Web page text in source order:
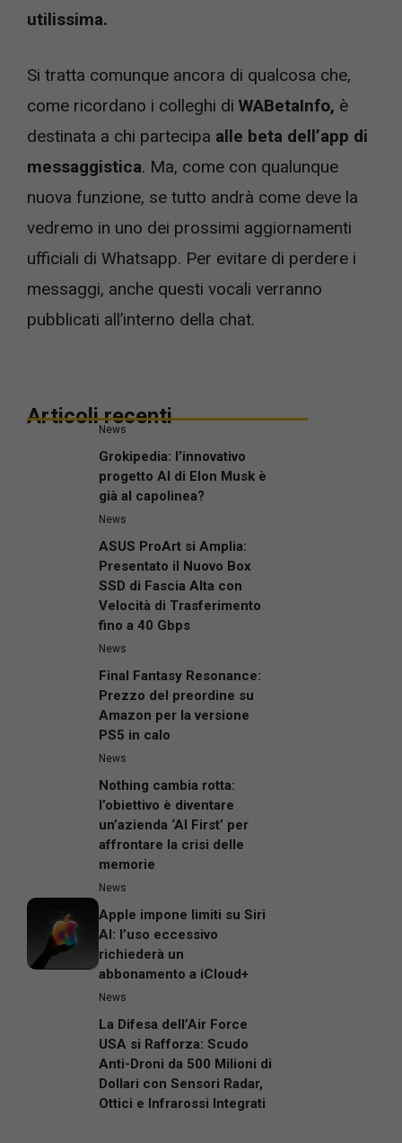
utilissima.
Si tratta comunque ancora di qualcosa che,
come ricordano i colleghi di WABetaInfo, è
destinata a chi partecipa alle beta dell’app di
messaggistica. Ma, come con qualunque
nuova funzione, se tutto andrà come deve la
vedremo in uno dei prossimi aggiornamenti
ufficiali di Whatsapp. Per evitare di perdere i
messaggi, anche questi vocali verranno
pubblicati all’interno della chat.
Articoli recenti
News
Grokipedia: l’innovativo
progetto AI di Elon Musk è
già al capolinea?
News
ASUS ProArt si Amplia:
Presentato il Nuovo Box
SSD di Fascia Alta con
Velocità di Trasferimento
fino a 40 Gbps
News
Final Fantasy Resonance:
Prezzo del preordine su
Amazon per la versione
PS5 in calo
News
Nothing cambia rotta:
l’obiettivo è diventare
un’azienda ‘AI First’ per
affrontare la crisi delle
memorie
News
Apple impone limiti su Siri
AI: l’uso eccessivo
richiederà un
abbonamento a iCloud+
News
La Difesa dell’Air Force
USA si Rafforza: Scudo
Anti-Droni da 500 Milioni di
Dollari con Sensori Radar,
Ottici e Infrarossi Integrati